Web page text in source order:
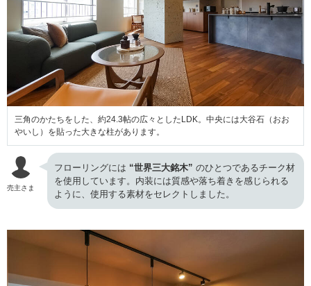
三角のかたちをした、約24.3帖の広々としたLDK。中央には大谷石（おお
やいし）を貼った大きな柱があります。
売主さま
フローリングには “世界三大銘木” のひとつであるチーク材
を使用しています。内装には質感や落ち着きを感じられる
ように、使用する素材をセレクトしました。